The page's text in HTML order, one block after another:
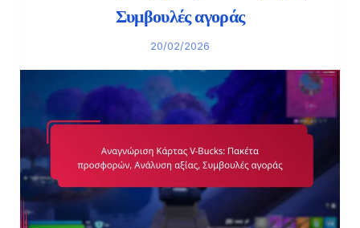
Συμβουλές αγοράς
20/02/2026